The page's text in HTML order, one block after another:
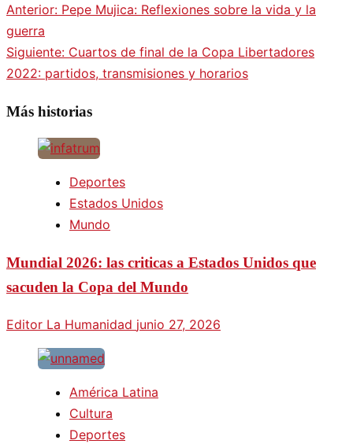
Anterior: Pepe Mujica: Reflexiones sobre la vida y la
guerra
Siguiente: Cuartos de final de la Copa Libertadores
2022: partidos, transmisiones y horarios
Más historias
Deportes
Estados Unidos
Mundo
Mundial 2026: las criticas a Estados Unidos que
sacuden la Copa del Mundo
Editor La Humanidad junio 27, 2026
América Latina
Cultura
Deportes